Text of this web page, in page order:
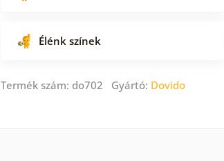
Élénk színek
Termék szám: do702 Gyártó: Dovido